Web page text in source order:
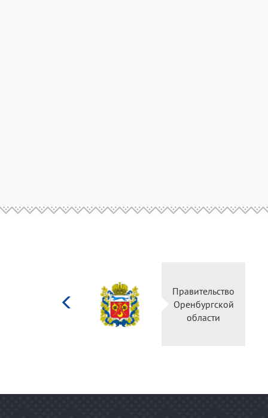
Министерство
культуры
Российской